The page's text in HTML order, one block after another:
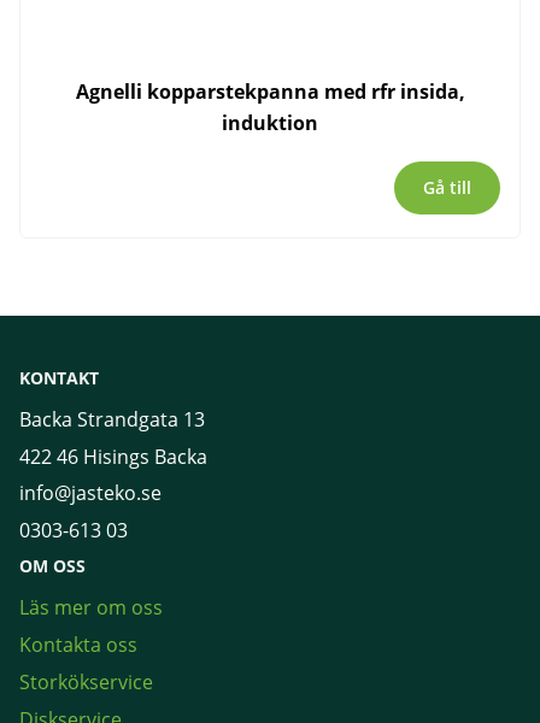
Agnelli kopparstekpanna med rfr insida,
induktion
Gå till
KONTAKT
Backa Strandgata 13
422 46 Hisings Backa
info@jasteko.se
0303-613 03
OM OSS
Läs mer om oss
Kontakta oss
Storkökservice